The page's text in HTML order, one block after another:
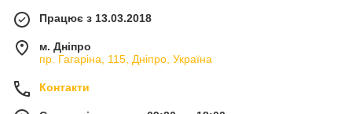
Працює з 13.03.2018
м. Дніпро
пр. Гагаріна, 115, Дніпро, Україна
Контакти